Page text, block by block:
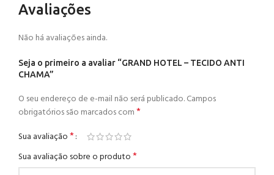
Avaliações
Não há avaliações ainda.
Seja o primeiro a avaliar “GRAND HOTEL – TECIDO ANTI
CHAMA”
O seu endereço de e-mail não será publicado.Campos
obrigatórios são marcados com*
Sua avaliação*
Sua avaliação sobre o produto*